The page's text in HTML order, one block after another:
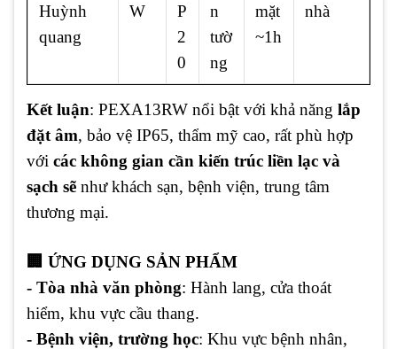
Huỳnh
quang
W
P
2
0
n
tườ
ng
mặt
~1h
nhà
Kết luận: PEXA13RW nổi bật với khả năng lắp
đặt âm, bảo vệ IP65, thẩm mỹ cao, rất phù hợp
với các không gian cần kiến trúc liền lạc và
sạch sẽ như khách sạn, bệnh viện, trung tâm
thương mại.
🏢 ỨNG DỤNG SẢN PHẨM
- Tòa nhà văn phòng: Hành lang, cửa thoát
hiểm, khu vực cầu thang.
- Bệnh viện, trường học: Khu vực bệnh nhân,